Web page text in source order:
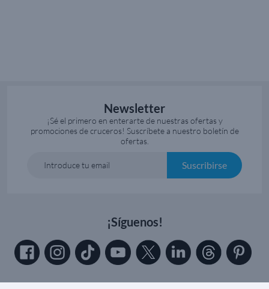
Newsletter
¡Sé el primero en enterarte de nuestras ofertas y
promociones de cruceros! Suscríbete a nuestro boletín de
ofertas.
Introduce tu email Suscribirse
¡Síguenos!